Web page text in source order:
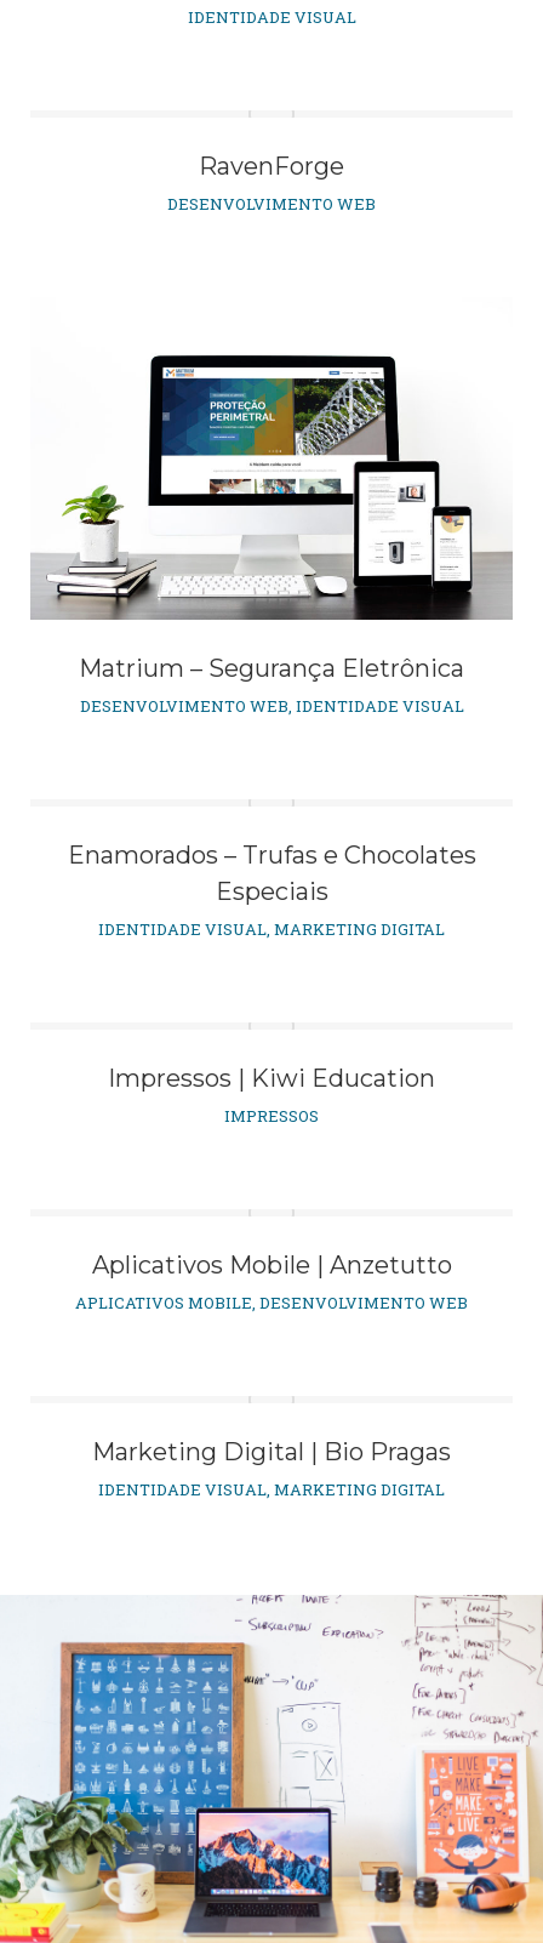
IDENTIDADE VISUAL
RavenForge
DESENVOLVIMENTO WEB
Matrium – Segurança Eletrônica
DESENVOLVIMENTO WEB, IDENTIDADE VISUAL
Enamorados – Trufas e Chocolates
Especiais
IDENTIDADE VISUAL, MARKETING DIGITAL
Impressos | Kiwi Education
IMPRESSOS
Aplicativos Mobile | Anzetutto
APLICATIVOS MOBILE, DESENVOLVIMENTO WEB
Marketing Digital | Bio Pragas
IDENTIDADE VISUAL, MARKETING DIGITAL